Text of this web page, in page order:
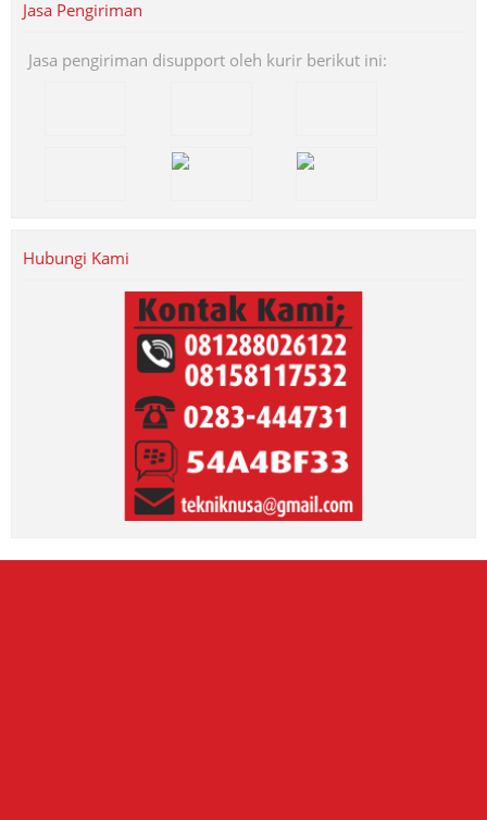
Jasa Pengiriman
Jasa pengiriman disupport oleh kurir berikut ini:
Hubungi Kami